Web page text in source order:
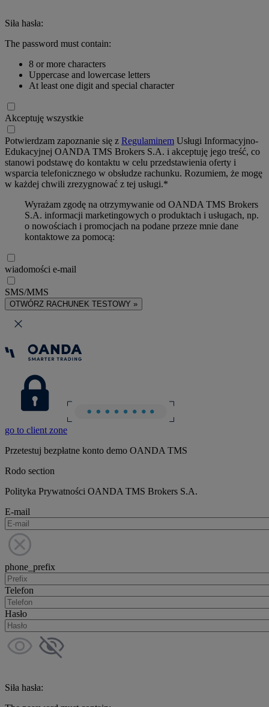
Siła hasła:
The password must contain:
8 or more characters
Uppercase and lowercase letters
At least one digit and special character
Akceptuję wszystkie
Potwierdzam zapoznanie się z Regulaminem Usługi Informacyjno-
Edukacyjnej OANDA TMS Brokers S.A. i akceptuję jego treść, co
stanowi podstawę do kontaktu w celu przedstawienia oferty i
wsparcia telefonicznego w obsłudze rachunku. Rozumiem, że mogę
w każdej chwili zrezygnować z tej usługi.*
Wyrażam zgodę na otrzymywanie od OANDA TMS Brokers
S.A. informacji marketingowych o produktach i usługach, np.
o nowościach i promocjach na podane przeze mnie dane
kontaktowe za pomocą:
wiadomości e-mail
SMS/MMS
OTWÓRZ RACHUNEK TESTOWY »
go to client zone
Przetestuj bezpłatne konto demo OANDA TMS
Rodo section
Polityka Prywatności OANDA TMS Brokers S.A.
E-mail
phone_prefix
Telefon
Hasło
Siła hasła: